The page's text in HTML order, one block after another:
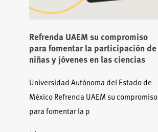
Refrenda UAEM su compromiso
para fomentar la participación de
niñas y jóvenes en las ciencias
Universidad Autónoma del Estado de
México Refrenda UAEM su compromiso
para fomentar la p